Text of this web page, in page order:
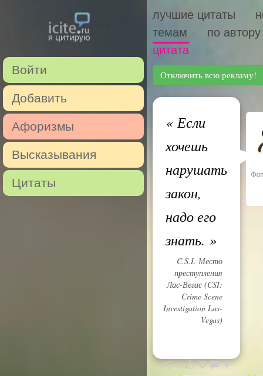
Войти
Добавить
Афоризмы
Высказывания
Цитаты
лучшие цитаты
темам
по автору
цитата
Отключить всю рекламу!
«Если
хочешь
нарушать
закон,
надо его
знать. »
C.S.I. Место
преступления
Лас-Вегас (CSI:
Crime Scene
Investigation Las-
Vegas)
0